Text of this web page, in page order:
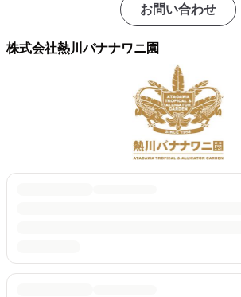
お問い合わせ
株式会社熱川バナナワニ園